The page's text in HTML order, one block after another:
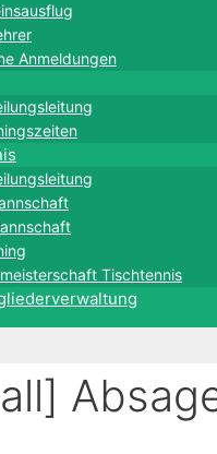
Anmeldungen
Tischtennis